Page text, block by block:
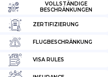
VOLLSTÄNDIGE
BESCHRÄNKUNGEN
ZERTIFIZIERUNG
FLUGBESCHRÄNKUNG
VISA RULES